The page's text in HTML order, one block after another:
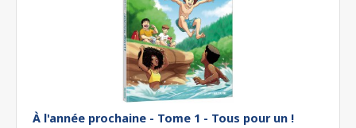
À l'année prochaine - Tome 1 - Tous pour un !